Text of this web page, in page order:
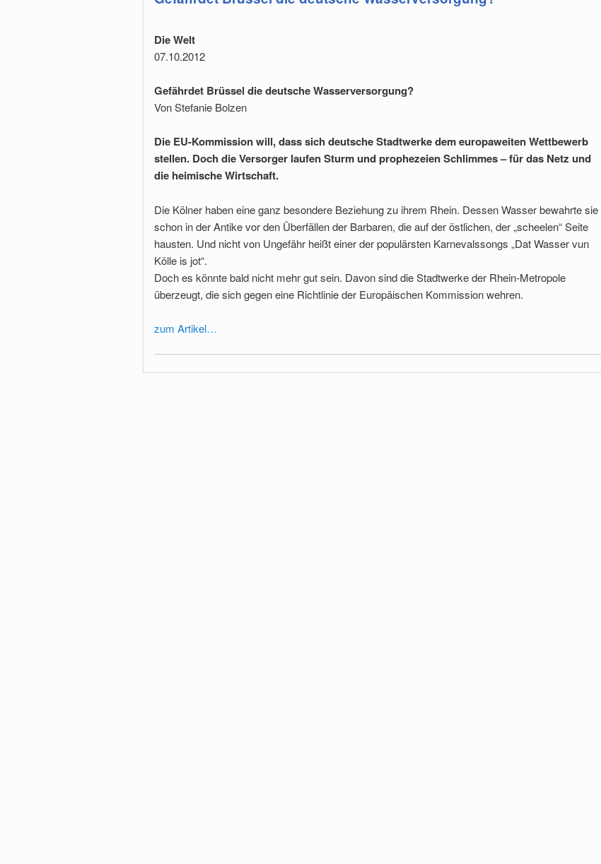
Die Welt
07.10.2012
Gefährdet Brüssel die deutsche Wasserversorgung?
Von Stefanie Bolzen
Die EU-Kommission will, dass sich deutsche Stadtwerke dem europaweiten Wettbewerb
stellen. Doch die Versorger laufen Sturm und prophezeien Schlimmes – für das Netz und
die heimische Wirtschaft.
Die Kölner haben eine ganz besondere Beziehung zu ihrem Rhein. Dessen Wasser bewahrte sie
schon in der Antike vor den Überfällen der Barbaren, die auf der östlichen, der „scheelen“ Seite
hausten. Und nicht von Ungefähr heißt einer der populärsten Karnevalssongs „Dat Wasser vun
Kölle is jot“.
Doch es könnte bald nicht mehr gut sein. Davon sind die Stadtwerke der Rhein-Metropole
überzeugt, die sich gegen eine Richtlinie der Europäischen Kommission wehren.
zum Artikel…